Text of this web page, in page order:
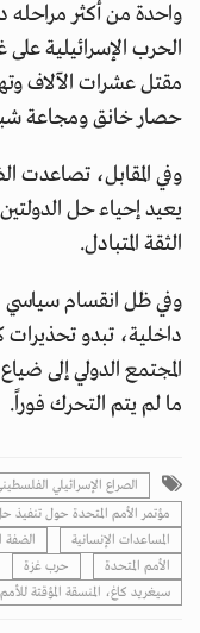
واحدة من أكثر
حصار خانق ومجاعة
وفي المقابل، تصاعدت
يعيد إحياء حل
الثقة المتبادل.
وفي ظل انقسام
داخلية، تبدو تحذيرات
المجتمع الدولي إلى
ما لم يتم التحرك فوراً.
الصراع الإسرائيلي
مؤتمر الأمم المتحدة حول تنفيذ حل
المساعدات الإنسانية
الضفة
اﻷمم المتحدة
حرب غزة
سيغريد كاغ، المنسقة المؤقتة